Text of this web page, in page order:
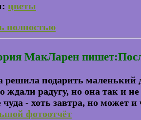
цветы
полностью
МакЛарен
решила подарить маленький
ждали радугу, но она так и
чуда - хоть завтра, но может
фотоотчёт